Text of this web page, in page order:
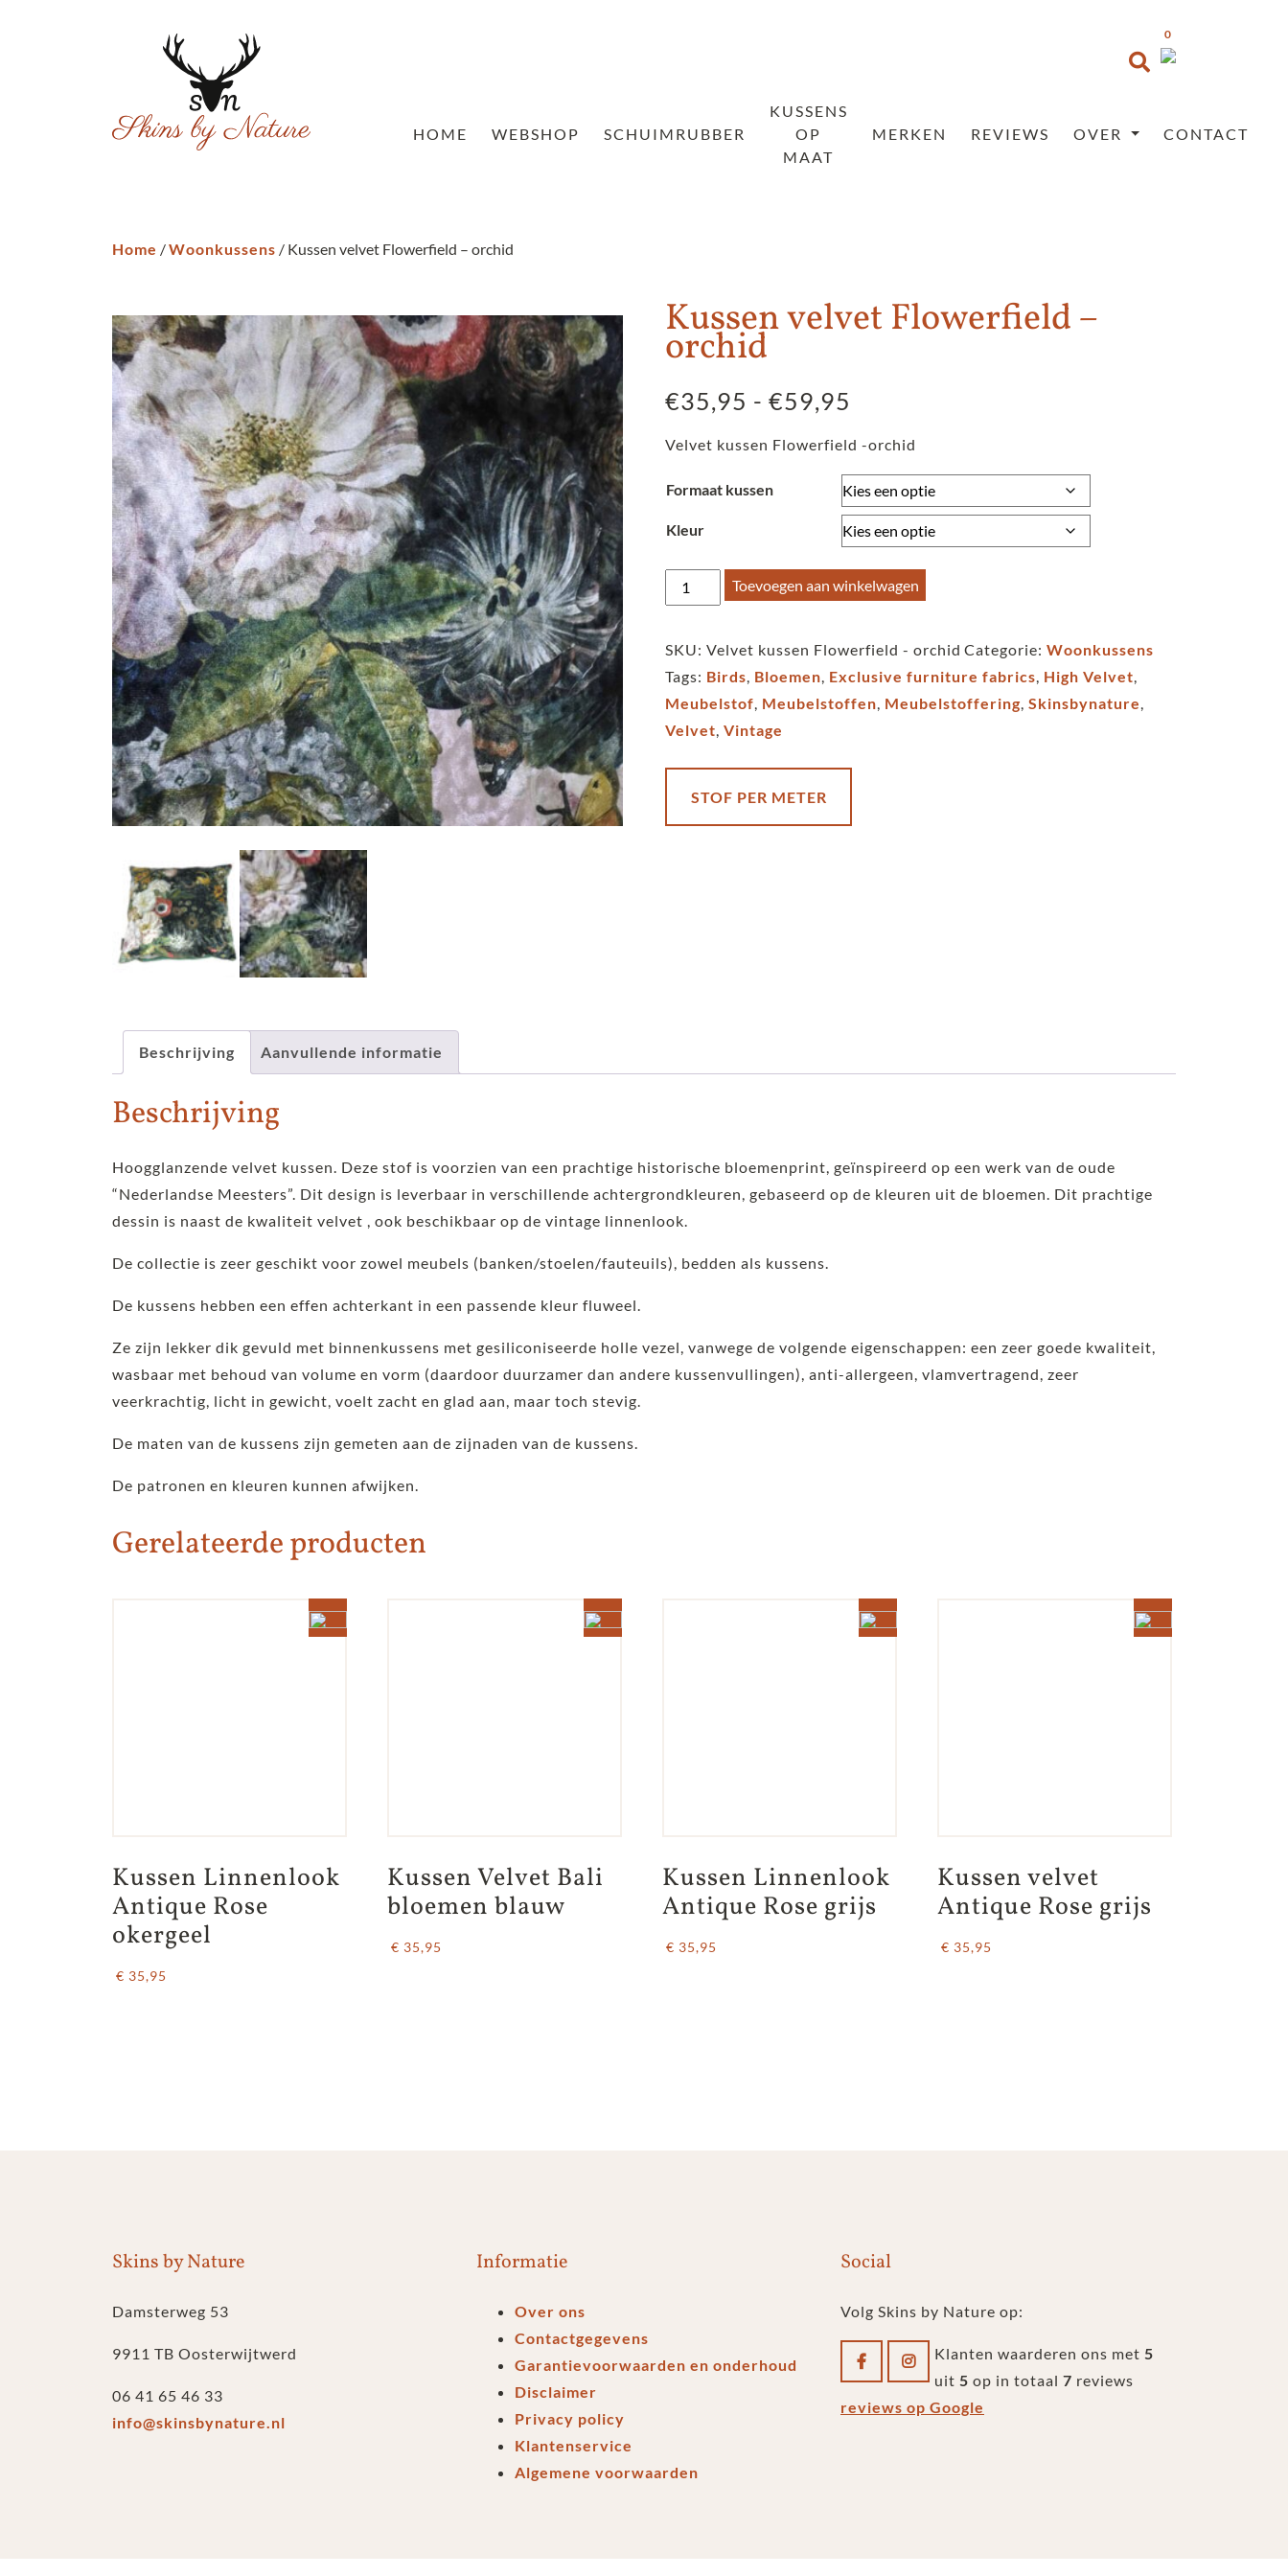
0
HOME WEBSHOP SCHUIMRUBBER
KUSSENS
OP
MAAT
MERKEN REVIEWS OVER CONTACT
Home /Woonkussens / Kussen velvet Flowerfield – orchid
Kussen velvet Flowerfield –
orchid
€35,95 - €59,95
tot
€59,95
Velvet kussen Flowerfield -orchid
Formaat kussen
Kleur
Kussen
velvet
-
orchid
aantal
Toevoegen aan winkelwagen
SKU:Velvet kussen Flowerfield - orchid Categorie:Woonkussens
Tags: Birds, Bloemen, Exclusive furniture fabrics, High Velvet,
Meubelstof, Meubelstoffen, Meubelstoffering,Skinsbynature,
Velvet,Vintage
STOF PER METER
Beschrijving Aanvullende informatie
Beschrijving
Hoogglanzende velvet kussen. Deze stof is voorzien van een prachtige historische bloemenprint, geïnspireerd op een werk van de oude
“Nederlandse Meesters”. Dit design is leverbaar in verschillende achtergrondkleuren, gebaseerd op de kleuren uit de bloemen. Dit prachtige
dessin is naast de kwaliteit velvet , ook beschikbaar op de vintage linnenlook.
De collectie is zeer geschikt voor zowel meubels (banken/stoelen/fauteuils), bedden als kussens.
De kussens hebben een effen achterkant in een passende kleur fluweel.
Ze zijn lekker dik gevuld met binnenkussens met gesiliconiseerde holle vezel, vanwege de volgende eigenschappen: een zeer goede kwaliteit,
wasbaar met behoud van volume en vorm (daardoor duurzamer dan andere kussenvullingen), anti-allergeen, vlamvertragend, zeer
veerkrachtig, licht in gewicht, voelt zacht en glad aan, maar toch stevig.
De maten van de kussens zijn gemeten aan de zijnaden van de kussens.
De patronen en kleuren kunnen afwijken.
Gerelateerde producten
Kussen Linnenlook
Antique Rose
okergeel
€ 35,95
Kussen Velvet Bali
bloemen blauw
€ 35,95
Kussen Linnenlook
Antique Rose grijs
€ 35,95
Kussen velvet
Antique Rose grijs
€ 35,95
Skins by Nature
Damsterweg 53
9911 TB Oosterwijtwerd
06 41 65 46 33
info@skinsbynature.nl
Informatie
Over ons
Contactgegevens
Garantievoorwaarden en onderhoud
Disclaimer
Privacy policy
Klantenservice
Algemene voorwaarden
Social
Volg Skins by Nature op:
Klanten waarderen ons met 5
uit 5 op in totaal 7 reviews
reviews op Google